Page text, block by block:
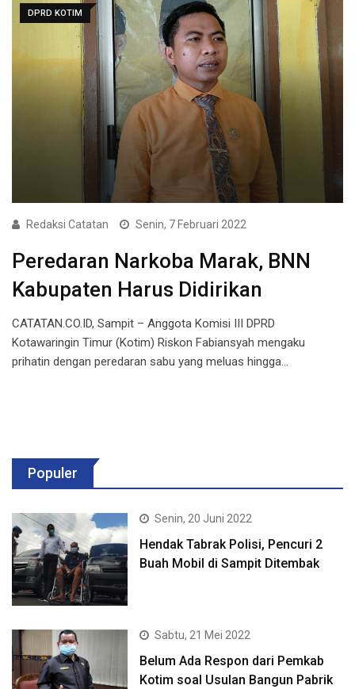
DPRD KOTIM
Redaksi Catatan Senin, 7 Februari 2022
Peredaran Narkoba Marak, BNN
Kabupaten Harus Didirikan
CATATAN.CO.ID, Sampit – Anggota Komisi III DPRD
Kotawaringin Timur (Kotim) Riskon Fabiansyah mengaku
prihatin dengan peredaran sabu yang meluas hingga…
Populer
Senin, 20 Juni 2022
Hendak Tabrak Polisi, Pencuri 2
Buah Mobil di Sampit Ditembak
Sabtu, 21 Mei 2022
Belum Ada Respon dari Pemkab
Kotim soal Usulan Bangun Pabrik